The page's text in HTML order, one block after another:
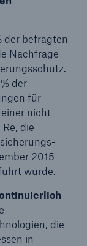
der befragten
Nachfrage
der
für
einer nicht-
die
2015
wurde.
die
in